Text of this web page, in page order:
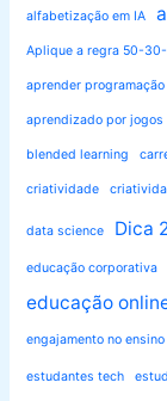
alfabetização em IA
Aplique a regra 50-
aprender programação
aprendizado por jogos
blended learning
criatividade
data science Dica
educação corporativa
educação
engajamento no ensino
estudantes tech